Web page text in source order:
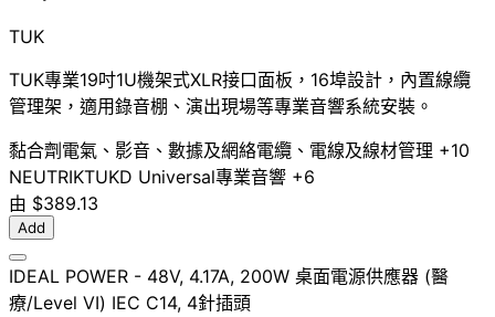
TUK
TUK專業19吋1U機架式XLR接口面板，16埠設計，內置線纜
管理架，適用錄音棚、演出現場等專業音響系統安裝。
黏合劑 電氣、影音、數據及網絡電纜、電線及線材管理 +10
NEUTRIKTUKD Universal專業音響 +6
由 $389.13
Add
IDEAL POWER - 48V, 4.17A, 200W 桌面電源供應器 (醫
療/Level VI) IEC C14, 4針插頭